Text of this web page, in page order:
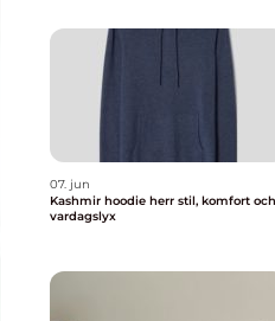
07. jun
Kashmir hoodie herr stil, komfort och
vardagslyx